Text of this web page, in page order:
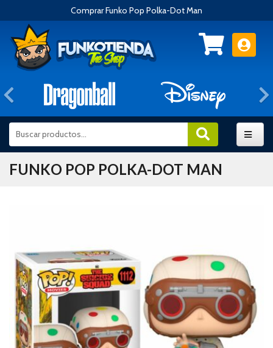
Comprar Funko Pop Polka-Dot Man
Anterior
FUNKO POP POLKA-DOT MAN